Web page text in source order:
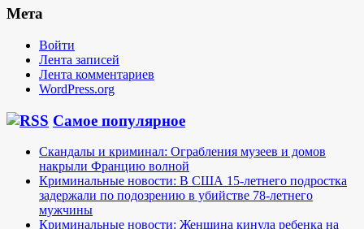
Мета
Войти
Лента записей
Лента комментариев
WordPress.org
Самое популярное
Скандалы и криминал: Ограбления музеев и домов
накрыли Францию волной
Криминальные новости: В США 15-летнего подростка
задержали по подозрению в убийстве 78-летнего
мужчины
Криминальные новости: Женщина кинула ребенка на